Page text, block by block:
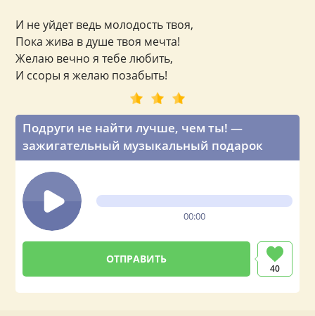
Подруги не найти лучше, чем ты! —
зажигательный музыкальный подарок
00:00
40
И не уйдет ведь молодость твоя,
Пока жива в душе твоя мечта!
Желаю вечно я тебе любить,
И ссоры я желаю позабыть!